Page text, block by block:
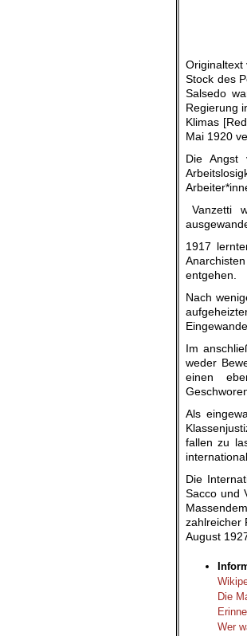
Originaltext
Stock des
Salsedo
Regierung
Klimas
Mai 1920
Die Angst
Vanzetti
1917
entgehen.
Nach
Im
weder
einen
Als
fallen zu
Die
Sacco und
zahlreicher
August
Die
Wer